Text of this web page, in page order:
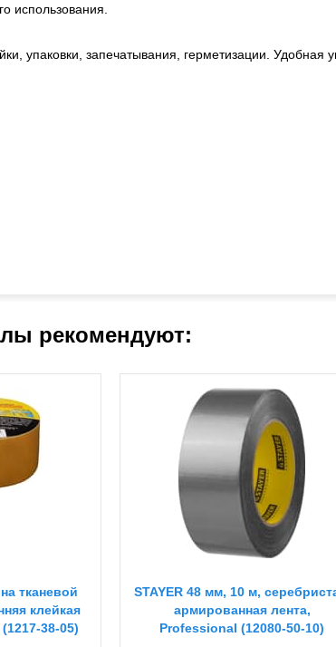
использования.
упаковки, запечатывания, герметизации. Удобная
рекомендуют:
тканевой
клейкая
38-05)
STAYER 48 мм, 10 м,
армированная лента,
Professional (12080-50-10)